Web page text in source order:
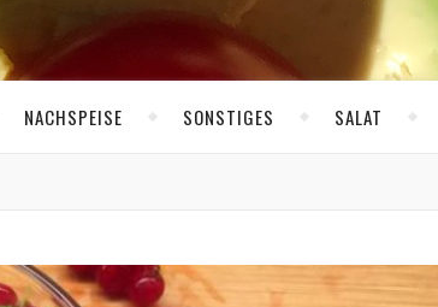
NACHSPEISE SONSTIGES SALAT